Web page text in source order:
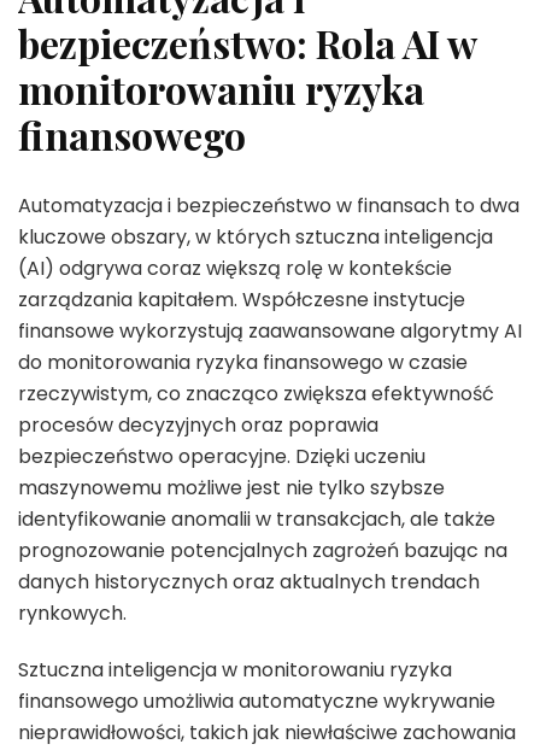
bezpieczeństwo: Rola AI w
monitorowaniu ryzyka
finansowego
Automatyzacja i bezpieczeństwo w finansach to dwa
kluczowe obszary, w których sztuczna inteligencja
(AI) odgrywa coraz większą rolę w kontekście
zarządzania kapitałem. Współczesne instytucje
finansowe wykorzystują zaawansowane algorytmy AI
do monitorowania ryzyka finansowego w czasie
rzeczywistym, co znacząco zwiększa efektywność
procesów decyzyjnych oraz poprawia
bezpieczeństwo operacyjne. Dzięki uczeniu
maszynowemu możliwe jest nie tylko szybsze
identyfikowanie anomalii w transakcjach, ale także
prognozowanie potencjalnych zagrożeń bazując na
danych historycznych oraz aktualnych trendach
rynkowych.
Sztuczna inteligencja w monitorowaniu ryzyka
finansowego umożliwia automatyczne wykrywanie
nieprawidłowości, takich jak niewłaściwe zachowania